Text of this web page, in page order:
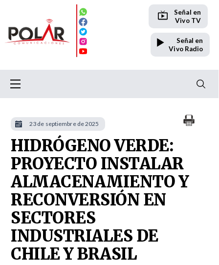
Señal en
Vivo TV
Señal en
Vivo Radio
HIDRÓGENO VERDE:
PROYECTO INSTALAR
ALMACENAMIENTO Y
RECONVERSIÓN EN
SECTORES
INDUSTRIALES DE
CHILE Y BRASIL
23 de septiembre de 2025